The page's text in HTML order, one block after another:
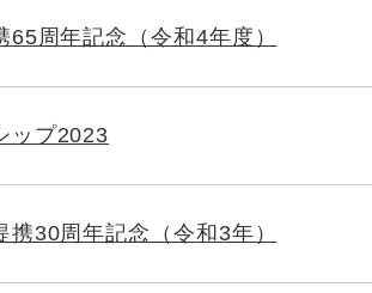
周年記念（令和4年度）
ップ2023
30周年記念（令和3年）